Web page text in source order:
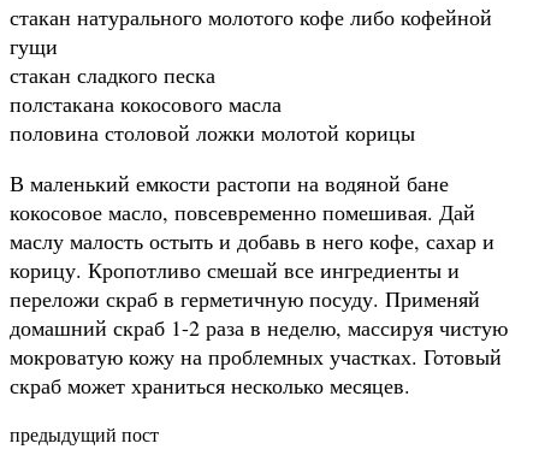
стакан натурального молотого кофе либо кофейной
гущи
стакан сладкого песка
полстакана кокосового масла
половина столовой ложки молотой корицы
В маленький емкости растопи на водяной бане
кокосовое масло, повсевременно помешивая. Дай
маслу малость остыть и добавь в него кофе, сахар и
корицу. Кропотливо смешай все ингредиенты и
переложи скраб в герметичную посуду. Применяй
домашний скраб 1-2 раза в неделю, массируя чистую
мокроватую кожу на проблемных участках. Готовый
скраб может храниться несколько месяцев.
предыдущий пост